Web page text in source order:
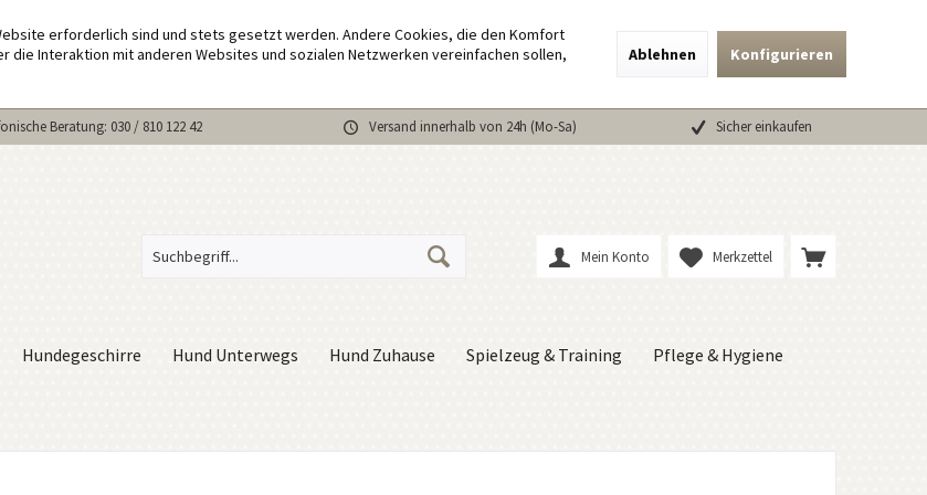
erforderlich sind und stets gesetzt werden. Andere Cookies, die den Komfort
Interaktion mit anderen Websites und sozialen Netzwerken vereinfachen sollen,
Ablehnen Konfigurieren
Beratung: 030 / 810 122 42 Versand innerhalb von 24h (Mo-Sa) Sicher einkaufen
Merkzettel
Mein Konto
Hundegeschirre Hund Unterwegs Hund Zuhause Spielzeug & Training Pflege & Hygiene